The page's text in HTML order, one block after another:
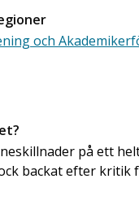
och
på ett
backat efter kritik